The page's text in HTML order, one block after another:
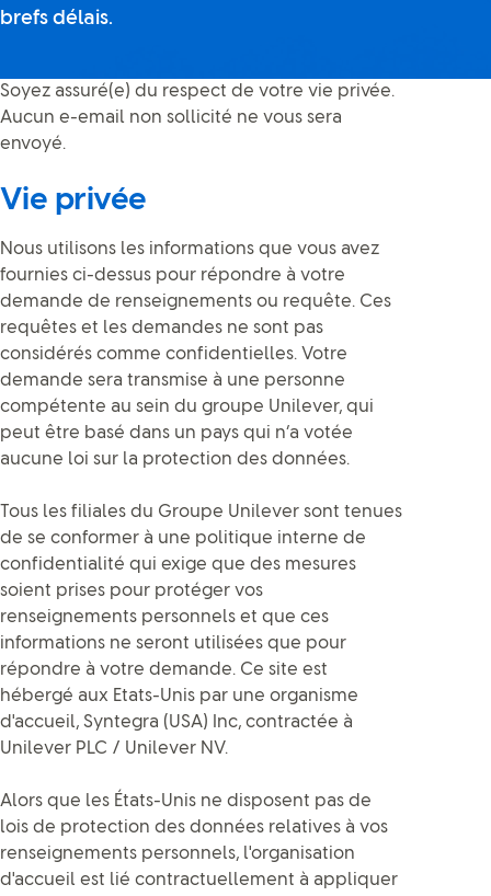
brefs délais.
Soyez assuré(e) du respect de votre vie privée.
Aucun e-email non sollicité ne vous sera
envoyé.
Vie privée
Nous utilisons les informations que vous avez
fournies ci-dessus pour répondre à votre
demande de renseignements ou requête. Ces
requêtes et les demandes ne sont pas
considérés comme confidentielles. Votre
demande sera transmise à une personne
compétente au sein du groupe Unilever, qui
peut être basé dans un pays qui n’a votée
aucune loi sur la protection des données.
Tous les filiales du Groupe Unilever sont tenues
de se conformer à une politique interne de
confidentialité qui exige que des mesures
soient prises pour protéger vos
renseignements personnels et que ces
informations ne seront utilisées que pour
répondre à votre demande. Ce site est
hébergé aux Etats-Unis par une organisme
d'accueil, Syntegra (USA) Inc, contractée à
Unilever PLC / Unilever NV.
Alors que les États-Unis ne disposent pas de
lois de protection des données relatives à vos
renseignements personnels, l'organisation
d'accueil est lié contractuellement à appliquer